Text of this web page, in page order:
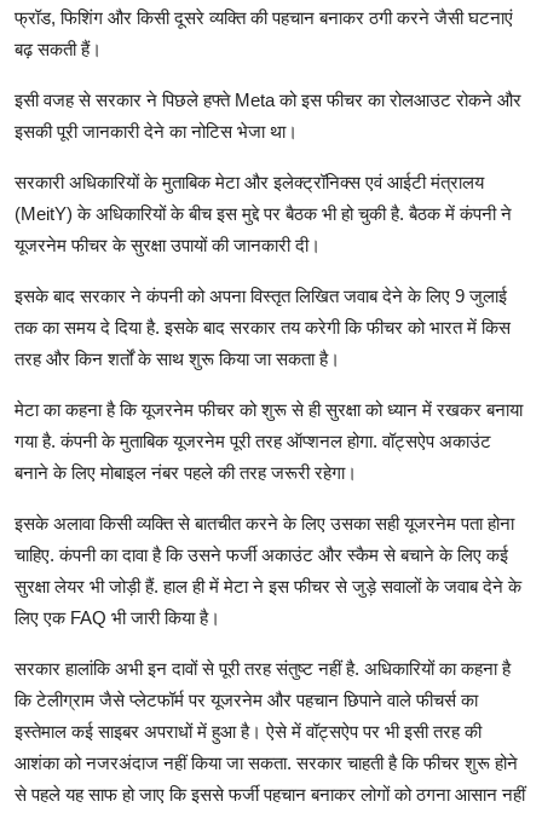
फ्रॉड, फिशिंग और किसी दूसरे व्यक्ति की पहचान बनाकर ठगी करने जैसी घटनाएं
बढ़ सकती हैं।
इसी वजह से सरकार ने पिछले हफ्ते Meta को इस फीचर का रोलआउट रोकने और
इसकी पूरी जानकारी देने का नोटिस भेजा था।
सरकारी अधिकारियों के मुताबिक मेटा और इलेक्ट्रॉनिक्स एवं आईटी मंत्रालय
(MeitY) के अधिकारियों के बीच इस मुद्दे पर बैठक भी हो चुकी है. बैठक में कंपनी ने
यूजरनेम फीचर के सुरक्षा उपायों की जानकारी दी।
इसके बाद सरकार ने कंपनी को अपना विस्तृत लिखित जवाब देने के लिए 9 जुलाई
तक का समय दे दिया है. इसके बाद सरकार तय करेगी कि फीचर को भारत में किस
तरह और किन शर्तों के साथ शुरू किया जा सकता है।
मेटा का कहना है कि यूजरनेम फीचर को शुरू से ही सुरक्षा को ध्यान में रखकर बनाया
गया है. कंपनी के मुताबिक यूजरनेम पूरी तरह ऑप्शनल होगा. वॉट्सऐप अकाउंट
बनाने के लिए मोबाइल नंबर पहले की तरह जरूरी रहेगा।
इसके अलावा किसी व्यक्ति से बातचीत करने के लिए उसका सही यूजरनेम पता होना
चाहिए. कंपनी का दावा है कि उसने फर्जी अकाउंट और स्कैम से बचाने के लिए कई
सुरक्षा लेयर भी जोड़ी हैं. हाल ही में मेटा ने इस फीचर से जुड़े सवालों के जवाब देने के
लिए एक FAQ भी जारी किया है।
सरकार हालांकि अभी इन दावों से पूरी तरह संतुष्ट नहीं है. अधिकारियों का कहना है
कि टेलीग्राम जैसे प्लेटफॉर्म पर यूजरनेम और पहचान छिपाने वाले फीचर्स का
इस्तेमाल कई साइबर अपराधों में हुआ है। ऐसे में वॉट्सऐप पर भी इसी तरह की
आशंका को नजरअंदाज नहीं किया जा सकता. सरकार चाहती है कि फीचर शुरू होने
से पहले यह साफ हो जाए कि इससे फर्जी पहचान बनाकर लोगों को ठगना आसान नहीं